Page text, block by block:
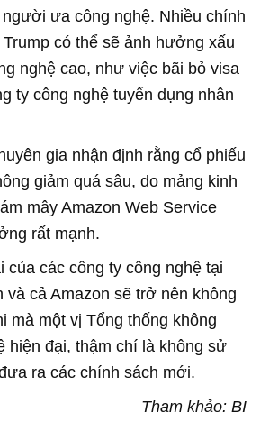
ưa công nghệ. Nhiều chính
có thể sẽ ảnh hưởng xấu
nghệ cao, như việc bãi bỏ visa
ty công nghệ tuyển dụng nhân
gia nhận định rằng cổ phiếu
giảm quá sâu, do mảng kinh
mây Amazon Web Service
rất mạnh.
của các công ty công nghệ tại
và cả Amazon sẽ trở nên không
mà một vị Tổng thống không
hiện đại, thậm chí là không sử
ra các chính sách mới.
Tham khảo: BI